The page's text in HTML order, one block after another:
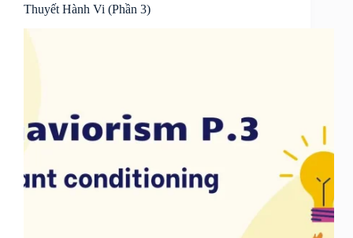
Thuyết Hành Vi (Phần 3)